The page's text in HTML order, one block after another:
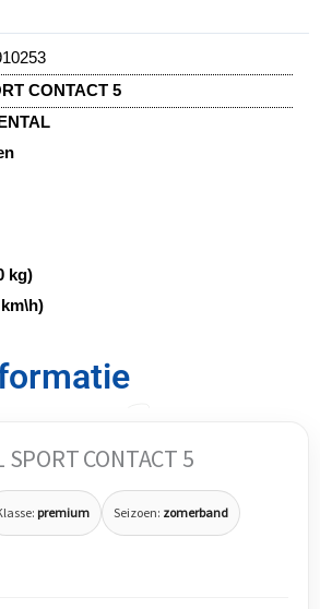
CONTACT 5
kg)
CONTACT 5
premium Seizoen: zomerband